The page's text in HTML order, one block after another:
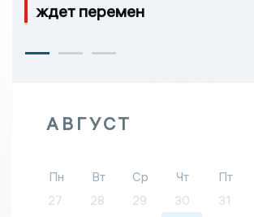
ждет перемен
АВГУСТ
Пн Вт Ср Чт Пт
27
28 29 30 31